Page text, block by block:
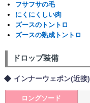
フサフサの毛
にくにくしい肉
ズースのトントロ
ズースの熟成トントロ
ドロップ装備
インナーウェポン(近接)
ロングソード